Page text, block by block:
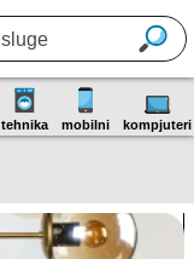
tehnika mobilni kompjuteri